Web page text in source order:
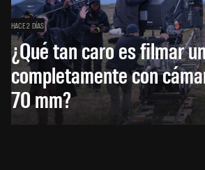
HACE 2 DÍAS
¿Qué tan caro es filmar
completamente con
70 mm?